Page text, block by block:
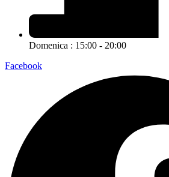
Domenica : 15:00 - 20:00
Facebook